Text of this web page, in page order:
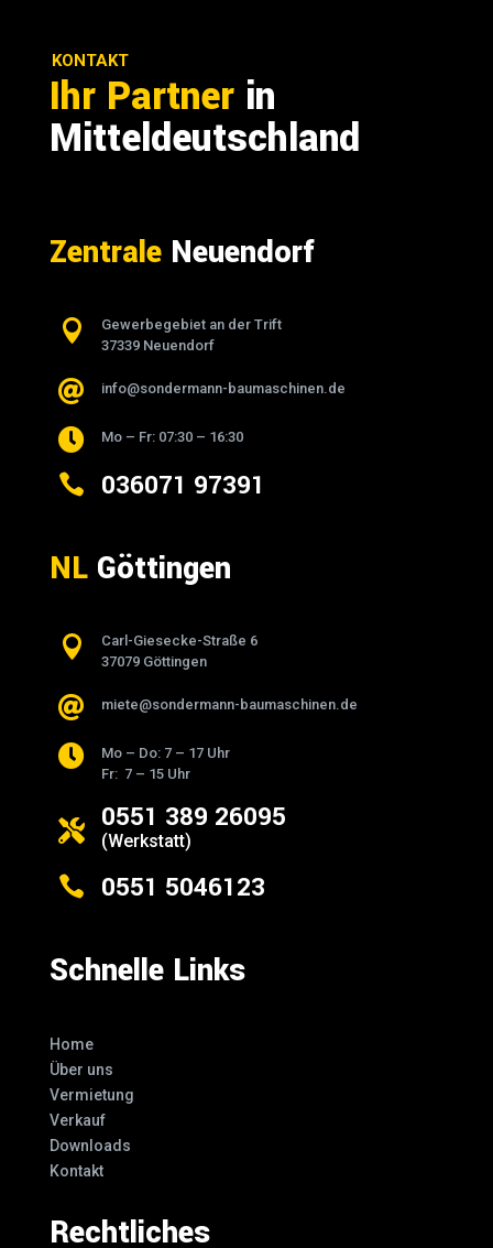
KONTAKT
Ihr Partner in
Mitteldeutschland
ZentraleNeuendorf

Gewerbegebiet an der Trift
37339 Neuendorf
 info@sondermann-baumaschinen.de
 Mo – Fr: 07:30 – 16:30
 036071 97391
NLGöttingen

Carl-Giesecke-Straße 6
37079 Göttingen
 miete@sondermann-baumaschinen.de

Mo – Do: 7 – 17 Uhr
Fr: 7 – 15 Uhr
 0551 389 26095
(Werkstatt)
 0551 5046123
Schnelle Links
Home
Über uns
Vermietung
Verkauf
Downloads
Kontakt
Rechtliches